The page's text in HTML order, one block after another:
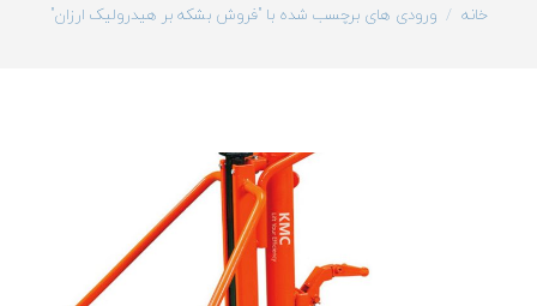
شما اینجا هستید:
خانه ورودی های برچسب شده با "فروش بشکه بر هیدرولیک ارزان"